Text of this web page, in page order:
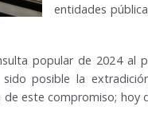
entidades
popular de 2024 al
posible la
este compromiso;